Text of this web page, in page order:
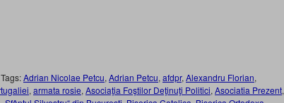
Tags:Adrian Nicolae Petcu, Adrian Petcu, afdpr, Alexandru Florian,
, armata rosie, Asociaţia Foştilor Deţinuţi Politici, Asociatia Prezent,